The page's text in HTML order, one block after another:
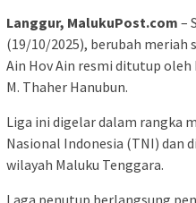
Langgur, MalukuPost.com –
(19/10/2025), berubah meriah
Ain Hov Ain resmi ditutup
M. Thaher Hanubun.
Liga ini digelar dalam rangka
Nasional Indonesia (TNI) dan
wilayah Maluku Tenggara.